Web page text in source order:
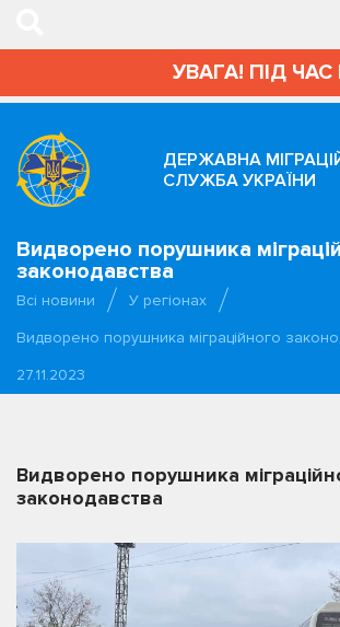
УВАГА! ПІД
ДЕРЖАВНА
СЛУЖБА УКРАЇНИ
Видворено порушника
законодавства
Всі новини
У регіонах
Видворено порушника міграційного
27.11.2023
Видворено порушника
законодавства